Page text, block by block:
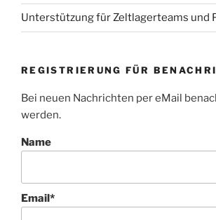
Unterstützung für Zeltlagerteams und
REGISTRIERUNG FÜR
Bei neuen Nachrichten per eMail
werden.
Name
Email*